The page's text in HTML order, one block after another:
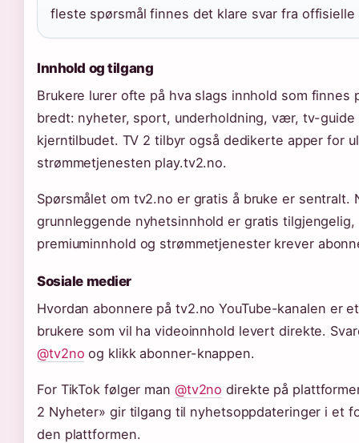
fleste spørsmål finnes det klare svar fra offisielle
Innhold og tilgang
Brukere lurer ofte på hva slags innhold som finnes
bredt: nyheter, sport, underholdning, vær, tv-
kjerntilbudet. TV 2 tilbyr også dedikerte apper for
strømmetjenesten play.tv2.no.
Spørsmålet om tv2.no er gratis å bruke er sentralt.
grunnleggende nyhetsinnhold er gratis
premiuminnhold og strømmetjenester krever
Sosiale medier
Hvordan abonnere på tv2.no YouTube-kanalen er
brukere som vil ha videoinnhold levert direkte.
@tv2no og klikk abonner-knappen.
For TikTok følger man @tv2no direkte på
2 Nyheter» gir tilgang til nyhetsoppdateringer i et
den plattformen.